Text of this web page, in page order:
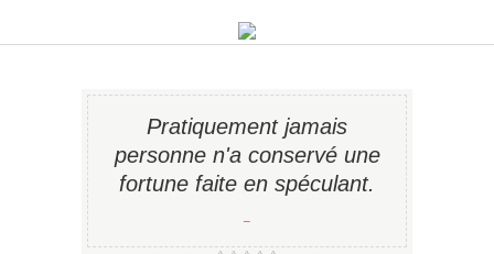
Pratiquement jamais
personne n'a conservé une
fortune faite en spéculant.
−